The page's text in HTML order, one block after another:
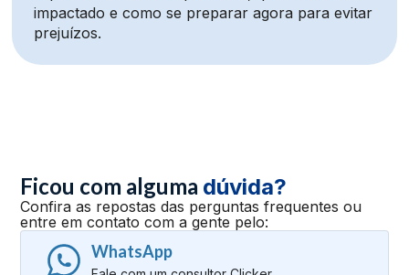
impactado e como se preparar agora para evitar
prejuízos.
Ficou com alguma dúvida?
Confira as repostas das perguntas frequentes ou
entre em contato com a gente pelo:
WhatsApp